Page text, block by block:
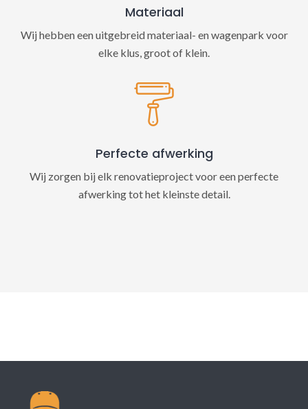
Materiaal
Wij hebben een uitgebreid materiaal- en wagenpark voor
elke klus, groot of klein.
Perfecte afwerking
Wij zorgen bij elk renovatieproject voor een perfecte
afwerking tot het kleinste detail.